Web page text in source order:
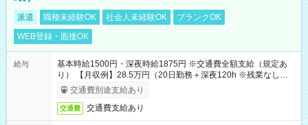
派遣 職種未経験OK 社会人未経験OK
ブランクOK
WEB登録・面接OK
給与
基本時給1500円・深夜時給1875円 ※交通費全額支給（規定あ
り） 【月収例】28.5万円（20日勤務＋深夜120h ※残業なしの場
合）交通費別途支給あり
交通費 交通費支給あり